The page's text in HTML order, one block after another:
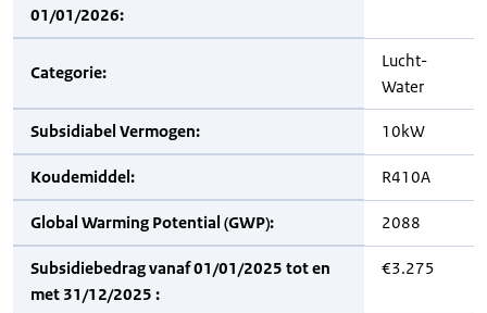
01/01/2026:
Categorie:
Lucht-
Water
Subsidiabel Vermogen: 10kW
Koudemiddel: R410A
Global Warming Potential (GWP): 2088
Subsidiebedrag vanaf 01/01/2025 tot en
met 31/12/2025 :
€3.275